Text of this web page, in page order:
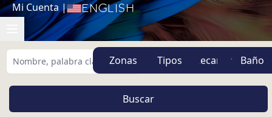
Mi Cuenta | English
Zonas Tipos